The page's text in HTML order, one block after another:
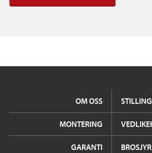
OM OSS
MONTERING
GARANTI